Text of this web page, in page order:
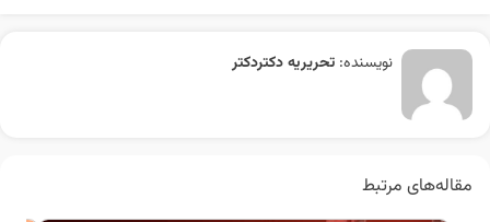
نویسنده: تحریریه دکتردکتر
مقاله‌های مرتبط